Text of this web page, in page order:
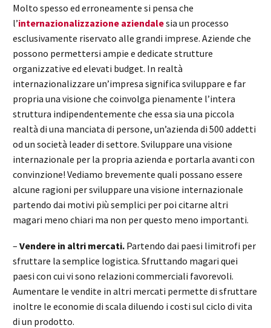
Molto spesso ed erroneamente si pensa che
l’internazionalizzazione aziendalesia un processo
esclusivamente riservato alle grandi imprese. Aziende che
possono permettersi ampie e dedicate strutture
organizzative ed elevati budget. In realtà
internazionalizzare un’impresa significa sviluppare e far
propria una visione che coinvolga pienamente l’intera
struttura indipendentemente che essa sia una piccola
realtà di una manciata di persone, un’azienda di 500 addetti
od un società leader di settore. Sviluppare una visione
internazionale per la propria azienda e portarla avanti con
convinzione! Vediamo brevemente quali possano essere
alcune ragioni per sviluppare una visione internazionale
partendo dai motivi più semplici per poi citarne altri
magari meno chiari ma non per questo meno importanti.
– Vendere in altri mercati. Partendo dai paesi limitrofi per
sfruttare la semplice logistica. Sfruttando magari quei
paesi con cui vi sono relazioni commerciali favorevoli.
Aumentare le vendite in altri mercati permette di sfruttare
inoltre le economie di scala diluendo i costi sul ciclo di vita
di un prodotto.